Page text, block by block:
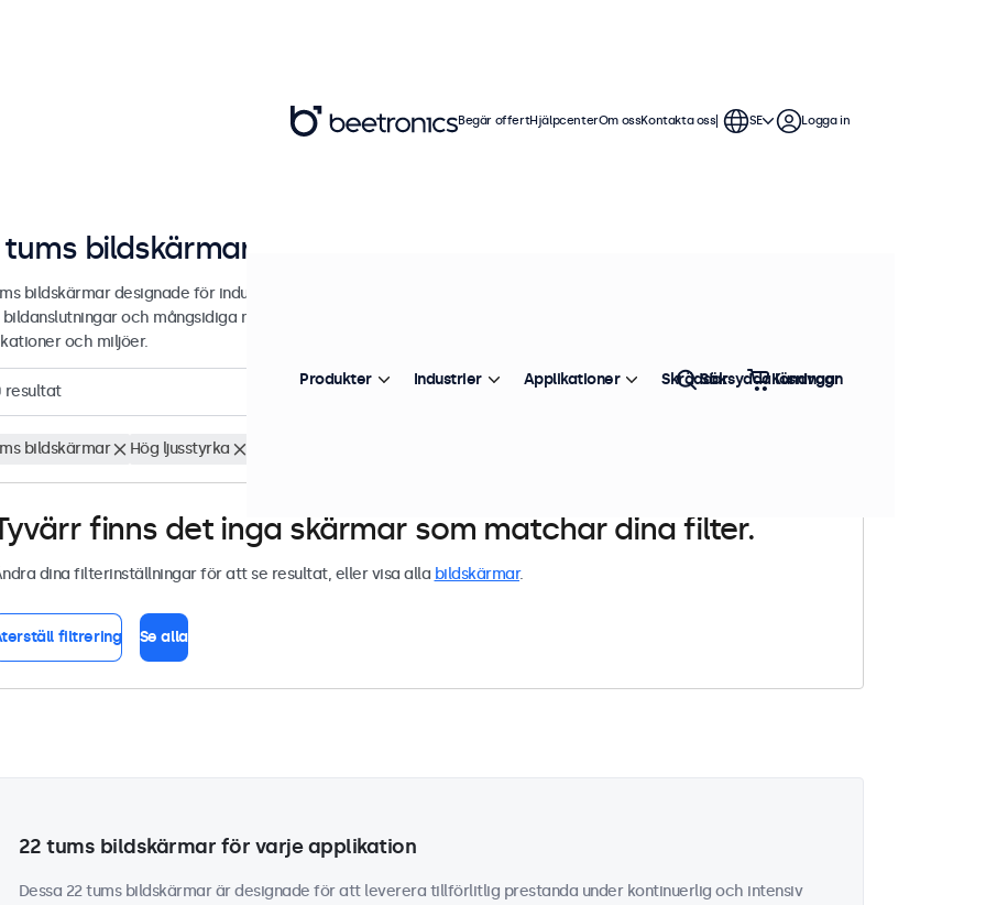
tums bildskärmar
bildskärmar designade för industriell och kommersiell användning. Våra 22 tums skärmar erbjuder
och mångsidiga monteringsalternativ, vilket gör de enkla att sömlöst integrera i alla
och miljöer.
resultat Sortera efter Toppsäljare
bildskärmar Hög ljusstyrka
finns det inga skärmar som matchar dina filter.
dina filterinställningar för att se resultat, eller visa alla bildskärmar.
filtrering Se alla
22 tums bildskärmar för varje applikation
Dessa 22 tums bildskärmar är designade för att leverera tillförlitlig prestanda under kontinuerlig och intensiv
Begär offertHjälpcenterOm ossKontakta oss SE Logga in
Produkter Industrier Applikationer Skräddarsydda lösningar
Sök Kundvagn